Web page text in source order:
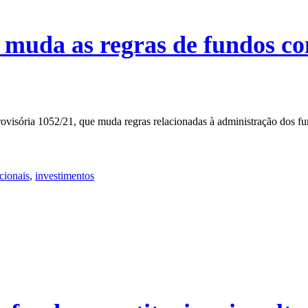
as regras de fundos
1052/21, que muda regras relacionadas à administração dos
, investimentos